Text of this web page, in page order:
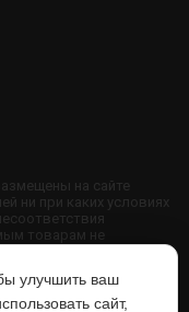
на сайте
ни при каких условиях
товарам не
внешний вид и
улучшить ваш
сайт,